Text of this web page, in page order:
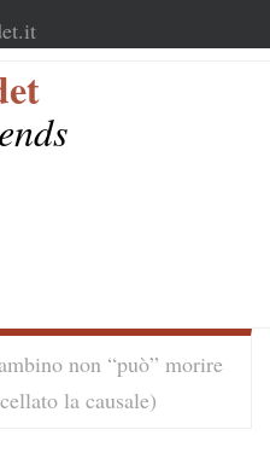
non “può” morire
la causale)